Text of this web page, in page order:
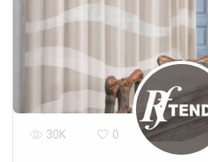
30K 0